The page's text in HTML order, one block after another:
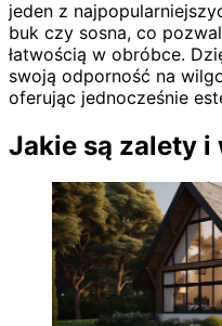
jeden z
buk czy sosna, co
łatwością w obróbce.
swoją odporność na
oferując jednocześnie
Jakie są zalety